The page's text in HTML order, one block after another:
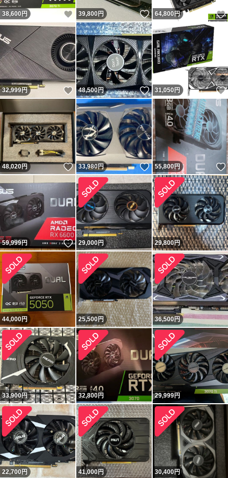
38,600 円 いいね！
39,800円 いいね！
64,800 円
32,999円 いいね！
48,500円 いいね！
31,050 円
48,020円 いいね！
33,980円 いいね！
55,800円
59,999円 いいね！
29,000円 29,800円
44,000円 25,500円 36,500円
33,900円 32,800円 29,999円
22,700円 41,000円 30,400円